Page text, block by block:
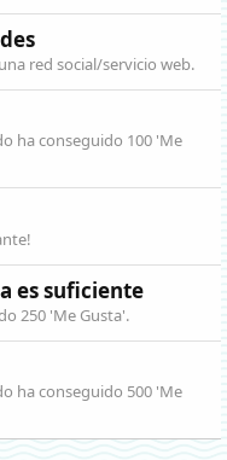
red social/servicio web.
ha conseguido 100 'Me
es suficiente
250 'Me Gusta'.
ha conseguido 500 'Me